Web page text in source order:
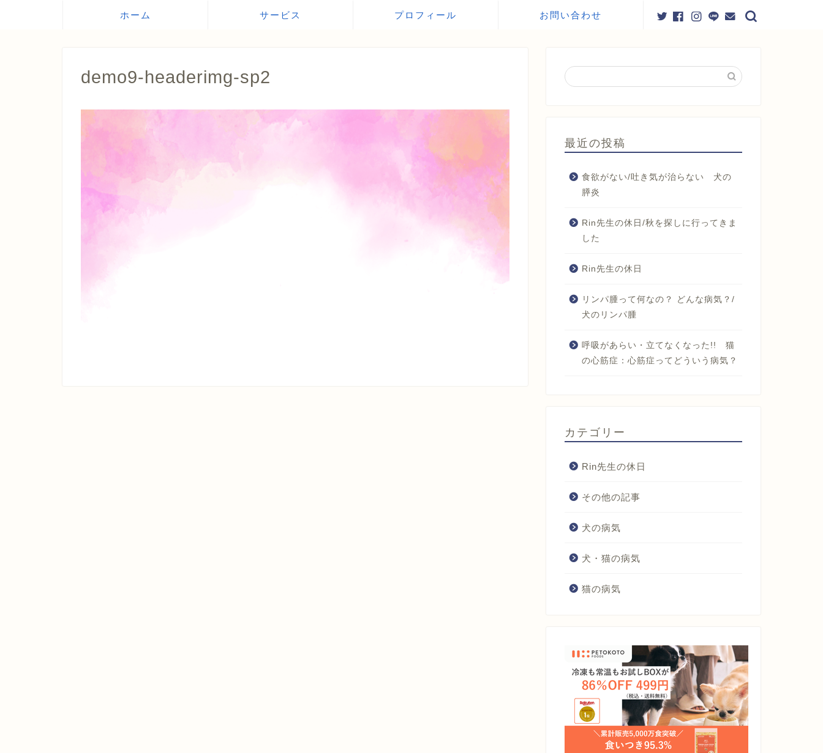
ホーム サービス プロフィール お問い合わせ
demo9-headerimg-sp2
最近の投稿
食欲がない/吐き気が治らない 犬の
膵炎
Rin先生の休日/秋を探しに行ってきま
した
Rin先生の休日
リンパ腫って何なの？ どんな病気？/
犬のリンパ腫
呼吸があらい・立てなくなった!! 猫
の心筋症：心筋症ってどういう病気？
カテゴリー
Rin先生の休日
その他の記事
犬の病気
犬・猫の病気
猫の病気